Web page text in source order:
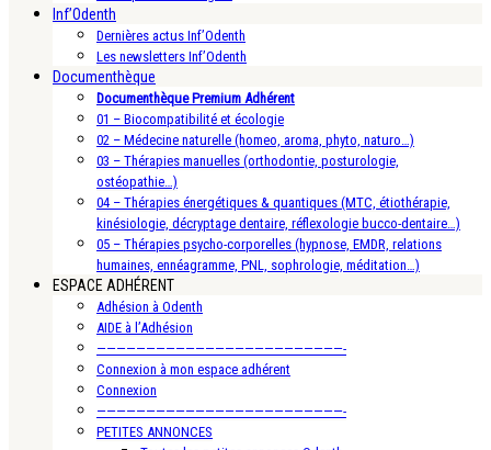
Inf’Odenth
Dernières actus Inf’Odenth
Les newsletters Inf’Odenth
Documenthèque
Documenthèque Premium Adhérent
01 – Biocompatibilité et écologie
02 – Médecine naturelle (homeo, aroma, phyto, naturo…)
03 – Thérapies manuelles (orthodontie, posturologie,
ostéopathie…)
04 – Thérapies énergétiques & quantiques (MTC, étiothérapie,
kinésiologie, décryptage dentaire, réflexologie bucco-dentaire…)
05 – Thérapies psycho-corporelles (hypnose, EMDR, relations
humaines, ennéagramme, PNL, sophrologie, méditation…)
ESPACE ADHÉRENT
Adhésion à Odenth
AIDE à l’Adhésion
—————————————————————————-
Connexion à mon espace adhérent
Connexion
—————————————————————————-
PETITES ANNONCES